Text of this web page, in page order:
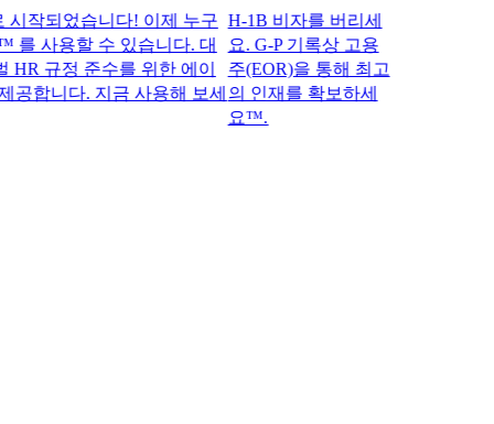
되었습니다! 이제 누구
사용할 수 있습니다. 대
규정 준수를 위한 에이
니다. 지금 사용해 보세
H-1B 비자를 버리세
요. G-P 기록상 고용
주(EOR)을 통해 최고
의 인재를 확보하세
요™.​​